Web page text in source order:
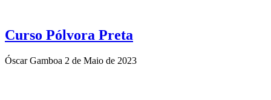
Curso Pólvora Preta
Óscar Gamboa 2 de Maio de 2023